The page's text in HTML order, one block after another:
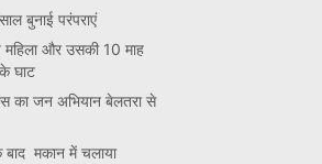
बुनाई परंपराएं
और उसकी 10 माह
घाट
का जन अभियान बेलतरा से
मकान में चलाया